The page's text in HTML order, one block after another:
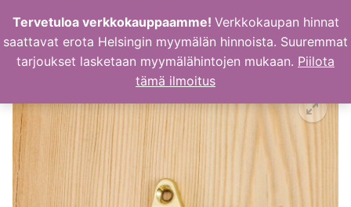
sisältöön
Tervetuloa verkkokauppaamme! Verkkokaupan hinnat
saattavat erota Helsingin myymälän hinnoista. Suuremmat
tarjoukset lasketaan myymälähintojen mukaan. Piilota
tämä ilmoitus